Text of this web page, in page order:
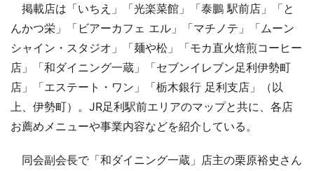
掲載店は「いちえ」「光楽菜館」「泰鵬 駅前店」「と
んかつ栄」「ビアーカフェ エル」「マチノテ」「ムーン
シャイン・スタジオ」「麺や松」「モカ直火焙煎コーヒー
店」「和ダイニング一蔵」「セブンイレブン足利伊勢町
店」「エステート・ワン」「栃木銀行 足利支店」（以
上、伊勢町）。JR足利駅前エリアのマップと共に、各店
お薦めメニューや事業内容などを紹介している。
同会副会長で「和ダイニング一蔵」店主の栗原裕史さん